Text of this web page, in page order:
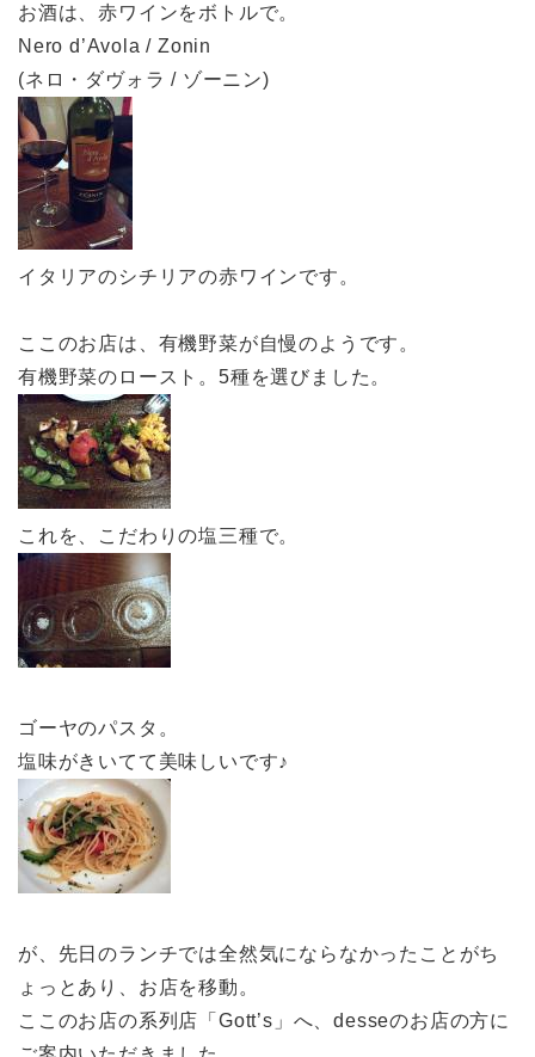
お酒は、赤ワインをボトルで。
Nero d’Avola / Zonin
(ネロ・ダヴォラ / ゾーニン)
イタリアのシチリアの赤ワインです。
ここのお店は、有機野菜が自慢のようです。
有機野菜のロースト。5種を選びました。
これを、こだわりの塩三種で。
ゴーヤのパスタ。
塩味がきいてて美味しいです♪
が、先日のランチでは全然気にならなかったことがち
ょっとあり、お店を移動。
ここのお店の系列店「Gott’s」へ、desseのお店の方に